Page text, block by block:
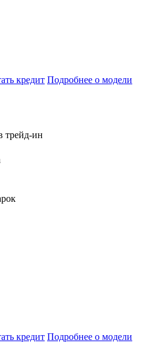
кредит Подробнее о модели
трейд-ин
кредит Подробнее о модели